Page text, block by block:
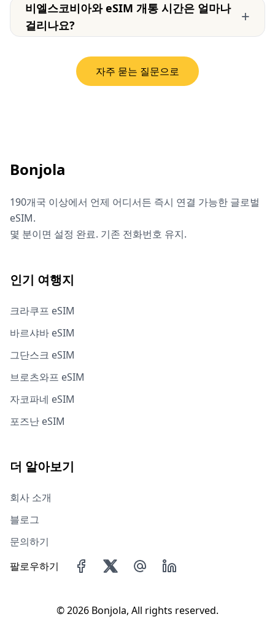
비엘스코비아와 eSIM 개통 시간은 얼마나
걸리나요?
+
자주 묻는 질문으로
Bonjola
190개국 이상에서 언제 어디서든 즉시 연결 가능한 글로벌
eSIM.
몇 분이면 설정 완료. 기존 전화번호 유지.
인기 여행지
크라쿠프 eSIM
바르샤바 eSIM
그단스크 eSIM
브로츠와프 eSIM
자코파네 eSIM
포즈난 eSIM
더 알아보기
회사 소개
블로그
문의하기
팔로우하기
©2026 Bonjola, All rights reserved.